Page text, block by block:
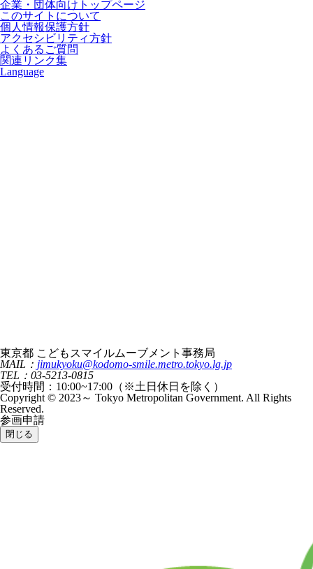
企業・団体向けトップページ
このサイトについて
個人情報保護方針
アクセシビリティ方針
よくあるご質問
関連リンク集
Language
東京都 こどもスマイルムーブメント事務局
MAIL： jimukyoku@kodomo-smile.metro.tokyo.lg.jp
TEL：03-5213-0815
受付時間：10:00~17:00（※土日休日を除く）
Copyright © 2023～ Tokyo Metropolitan Government. All Rights
Reserved.
参画申請
閉じる